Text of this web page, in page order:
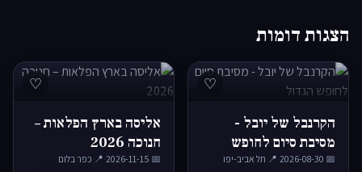
הצגות דומות
♡
הקרנבל של יובל -
מסיבת סיום לחופש
הגדול
📅 2026-08-30
·📍 תל אביב-יפו
♡
אליסה בארץ הפלאות –
חנוכה 2026
📅 2026-11-15
·📍 כפר בלום